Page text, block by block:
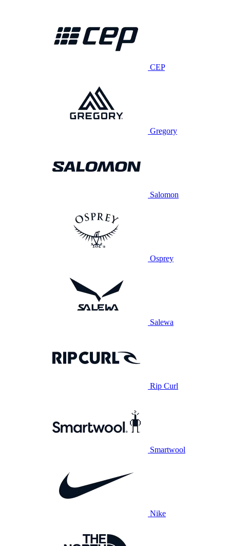
CEP
Gregory
Salomon
Osprey
Salewa
Rip Curl
Smartwool
Nike